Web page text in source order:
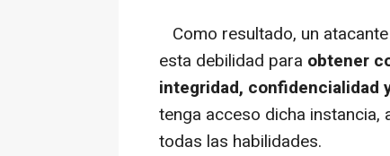
Como resultado, un
esta debilidad para obtener
integridad, confidencialidad
tenga acceso dicha
todas las habilidades.